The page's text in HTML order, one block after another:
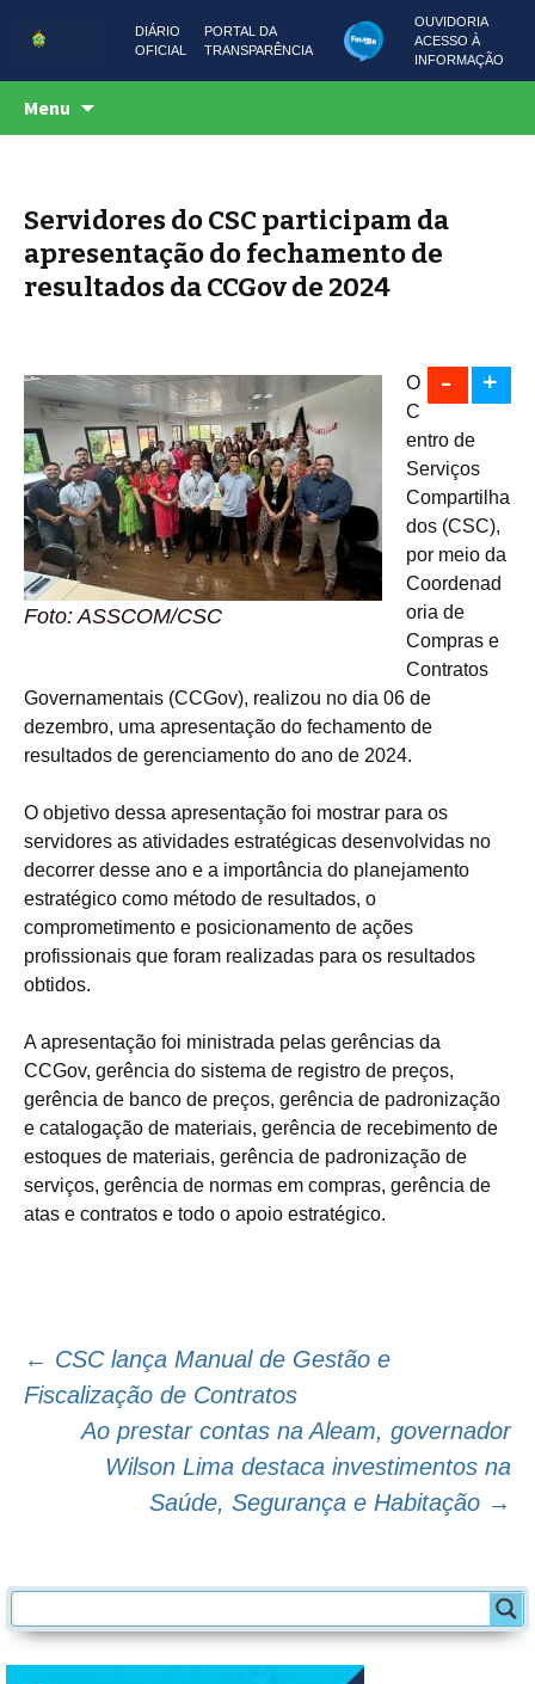
DIÁRIO
OFICIAL
PORTAL DA
TRANSPARÊNCIA
OUVIDORIA
ACESSO À
INFORMAÇÃO
CSC AMAZONAS
Centro de Serviços Compartilhados
Menu
Servidores do CSC participam da
apresentação do fechamento de
resultados da CCGov de 2024
+
-
Foto: ASSCOM/CSC
O
C
entro de
Serviços
Compartilha
dos (CSC),
por meio da
Coordenad
oria de
Compras e
Contratos
Governamentais (CCGov), realizou no dia 06 de
dezembro, uma apresentação do fechamento de
resultados de gerenciamento do ano de 2024.
O objetivo dessa apresentação foi mostrar para os
servidores as atividades estratégicas desenvolvidas no
decorrer desse ano e a importância do planejamento
estratégico como método de resultados, o
comprometimento e posicionamento de ações
profissionais que foram realizadas para os resultados
obtidos.
A apresentação foi ministrada pelas gerências da
CCGov, gerência do sistema de registro de preços,
gerência de banco de preços, gerência de padronização
e catalogação de materiais, gerência de recebimento de
estoques de materiais, gerência de padronização de
serviços, gerência de normas em compras, gerência de
atas e contratos e todo o apoio estratégico.
Navegação
← CSC lança Manual de Gestão e
Fiscalização de Contratos
Ao prestar contas na Aleam, governador
Wilson Lima destaca investimentos na
Saúde, Segurança e Habitação →